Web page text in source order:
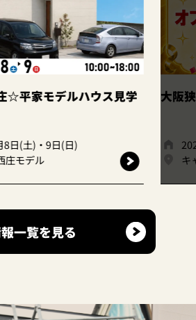
大阪狭山店｜ファイナルフェア
2026年7月1日(火)、7月31日(金)
キャンディハウス大阪狭山店
このイベントは
終了しました
一覧を見る